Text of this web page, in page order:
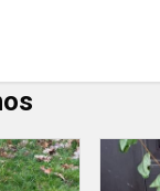
žibintų